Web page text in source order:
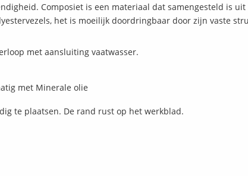
Composiet is een materiaal dat samengesteld is uit
het is moeilijk doordringbaar door zijn vaste
met aansluiting vaatwasser.
met Minerale olie
te plaatsen. De rand rust op het werkblad.